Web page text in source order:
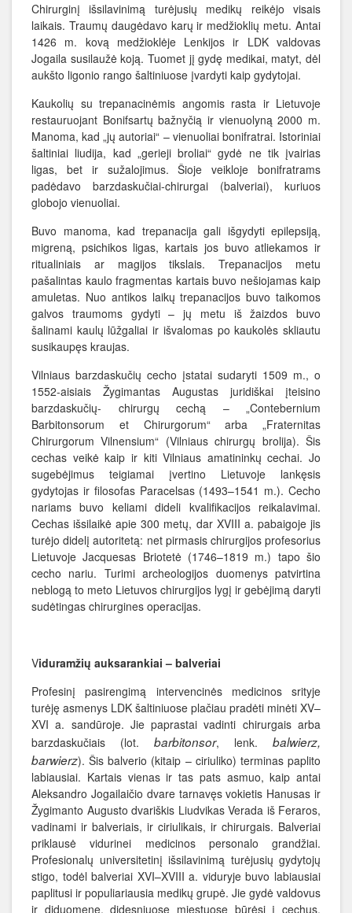
Chirurginį išsilavinimą turėjusių medikų reikėjo visais
laikais. Traumų daugėdavo karų ir medžioklių metu. Antai
1426 m. kovą medžioklėje Lenkijos ir LDK valdovas
Jogaila susilaužė koją. Tuomet jį gydę medikai, matyt, dėl
aukšto ligonio rango šaltiniuose įvardyti kaip gydytojai.
Kaukolių su trepanacinėmis angomis rasta ir Lietuvoje
restauruojant Bonifsartų bažnyčią ir vienuolyną 2000 m.
Manoma, kad „jų autoriai“ – vienuoliai bonifratrai. Istoriniai
šaltiniai liudija, kad „gerieji broliai“ gydė ne tik įvairias
ligas, bet ir sužalojimus. Šioje veikloje bonifratrams
padėdavo barzdaskučiai-chirurgai (balveriai), kuriuos
globojo vienuoliai.
Buvo manoma, kad trepanacija gali išgydyti epilepsiją,
migreną, psichikos ligas, kartais jos buvo atliekamos ir
ritualiniais ar magijos tikslais. Trepanacijos metu
pašalintas kaulo fragmentas kartais buvo nešiojamas kaip
amuletas. Nuo antikos laikų trepanacijos buvo taikomos
galvos traumoms gydyti – jų metu iš žaizdos buvo
šalinami kaulų lūžgaliai ir išvalomas po kaukolės skliautu
susikaupęs kraujas.
Vilniaus barzdaskučių cecho įstatai sudaryti 1509 m., o
1552-aisiais Žygimantas Augustas juridiškai įteisino
barzdaskučių- chirurgų cechą – „Contebernium
Barbitonsorum et Chirurgorum“ arba „Fraternitas
Chirurgorum Vilnensium“ (Vilniaus chirurgų brolija). Šis
cechas veikė kaip ir kiti Vilniaus amatininkų cechai. Jo
sugebėjimus teigiamai įvertino Lietuvoje lankęsis
gydytojas ir filosofas Paracelsas (1493–1541 m.). Cecho
nariams buvo keliami dideli kvalifikacijos reikalavimai.
Cechas išsilaikė apie 300 metų, dar XVIII a. pabaigoje jis
turėjo didelį autoritetą: net pirmasis chirurgijos profesorius
Lietuvoje Jacquesas Briotetė (1746–1819 m.) tapo šio
cecho nariu. Turimi archeologijos duomenys patvirtina
neblogą to meto Lietuvos chirurgijos lygį ir gebėjimą daryti
sudėtingas chirurgines operacijas.
Viduramžių auksarankiai – balveriai
Profesinį pasirengimą intervencinės medicinos srityje
turėję asmenys LDK šaltiniuose plačiau pradėti minėti XV–
XVI a. sandūroje. Jie paprastai vadinti chirurgais arba
barzdaskučiais (lot. barbitonsor, lenk. balwierz,
barwierz). Šis balverio (kitaip – ciriuliko) terminas paplito
labiausiai. Kartais vienas ir tas pats asmuo, kaip antai
Aleksandro Jogailaičio dvare tarnavęs vokietis Hanusas ir
Žygimanto Augusto dvariškis Liudvikas Verada iš Feraros,
vadinami ir balveriais, ir ciriulikais, ir chirurgais. Balveriai
priklausė vidurinei medicinos personalo grandžiai.
Profesionalų universitetinį išsilavinimą turėjusių gydytojų
stigo, todėl balveriai XVI–XVIII a. viduryje buvo labiausiai
paplitusi ir populiariausia medikų grupė. Jie gydė valdovus
ir diduomenę, didesniuose miestuose būrėsi į cechus,